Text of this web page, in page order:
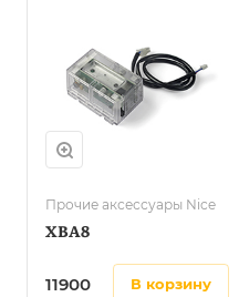
Прочие аксессуары Nice
XBA8
11900 в корзину